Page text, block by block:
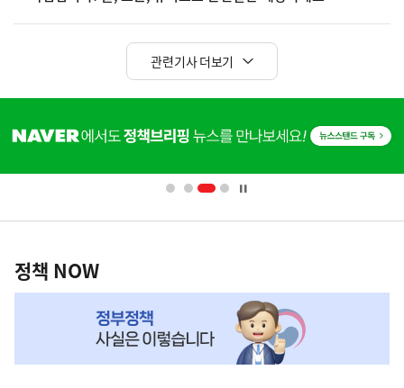
관련기사 더보기
단
배
영
책
NOW,
정책 NOW